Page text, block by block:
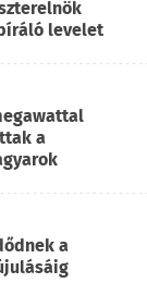
levelet
a
a